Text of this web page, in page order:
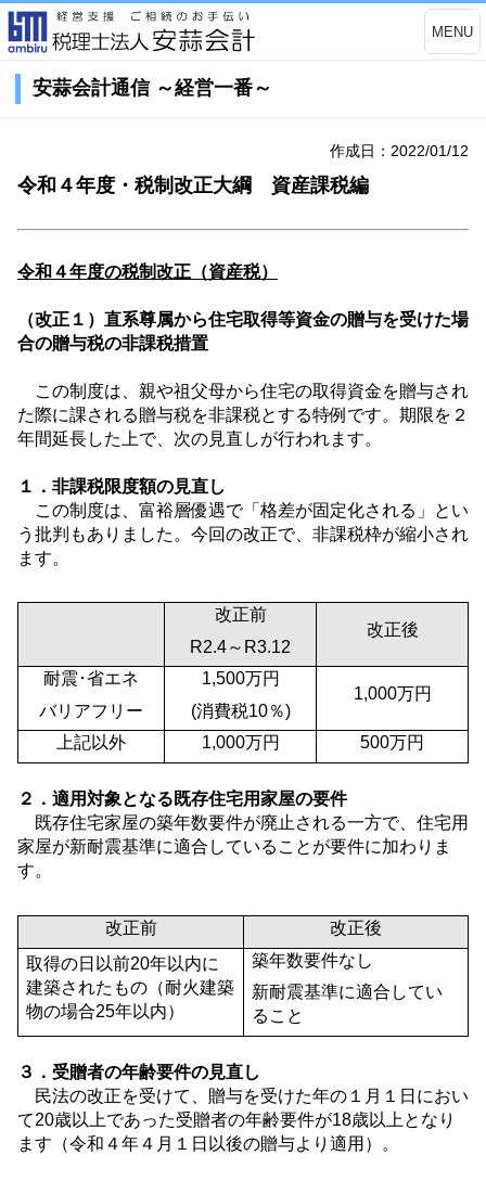
MENU
安蒜会計通信 ～経営一番～
作成日：2022/01/12
令和４年度・税制改正大綱 資産課税編
令和４年度の税制改正（資産税）
（改正１）直系尊属から住宅取得等資金の贈与を受けた場
合の贈与税の非課税措置
この制度は、親や祖父母から住宅の取得資金を贈与され
た際に課される贈与税を非課税とする特例です。期限を２
年間延長した上で、次の見直しが行われます。
１．非課税限度額の見直し
この制度は、富裕層優遇で「格差が固定化される」とい
う批判もありました。今回の改正で、非課税枠が縮小され
ます。
改正前
R2.4～ R3.12
改正後
耐震･省エネ
バリアフリー
1,500万円
(消費税10％)
1,000万円
上記以外 1,000万円 500万円
２．適用対象となる既存住宅用家屋の要件
既存住宅家屋の築年数要件が廃止される一方で、住宅用
家屋が新耐震基準に適合していることが要件に加わりま
す。
改正前
改正後
取得の日以前20年以内に
建築されたもの（耐火建築
物の場合25年以内）
築年数要件なし
新耐震基準に適合してい
ること
３．受贈者の年齢要件の見直し
民法の改正を受けて、贈与を受けた年の１月１日におい
て20歳以上であった受贈者の年齢要件が18歳以上となり
ます（令和４年４月１日以後の贈与より適用）。